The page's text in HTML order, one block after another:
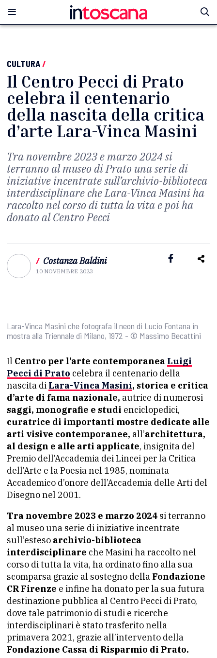
CULTURA/
Il Centro Pecci di Prato
celebra il centenario
della nascita della critica
d’arte Lara-Vinca Masini
Tra novembre 2023 e marzo 2024 si
terranno al museo di Prato una serie di
iniziative incentrate sull’archivio-biblioteca
interdisciplinare che Lara-Vinca Masini ha
raccolto nel corso di tutta la vita e poi ha
donato al Centro Pecci
/ Costanza Baldini
10 NOVEMBRE 2023
Lara-Vinca Masini che fotografa il neon di Lucio Fontana in
mostra alla Triennale di Milano, 1972 - © Massimo Becattini
Il Centro per l’arte contemporanea Luigi
Pecci di Prato celebra il centenario della
nascita di Lara-Vinca Masini, storica e critica
d’arte di fama nazionale, autrice di numerosi
saggi, monografie e studi enciclopedici,
curatrice di importanti mostre dedicate alle
arti visive contemporanee, all’architettura,
al design e alle arti applicate, insignita del
Premio dell’Accademia dei Lincei per la Critica
dell’Arte e la Poesia nel 1985, nominata
Accademico d’onore dell’Accademia delle Arti del
Disegno nel 2001.
Tra novembre 2023 e marzo 2024 si terranno
al museo una serie di iniziative incentrate
sull’esteso archivio-biblioteca
interdisciplinare che Masini ha raccolto nel
corso di tutta la vita, ha ordinato fino alla sua
scomparsa grazie al sostegno della Fondazione
CR Firenze e infine ha donato per la sua futura
destinazione pubblica al Centro Pecci di Prato,
dove tale patrimonio di studi e ricerche
interdisciplinari è stato trasferito nella
primavera 2021, grazie all’intervento della
Fondazione Cassa di Risparmio di Prato.